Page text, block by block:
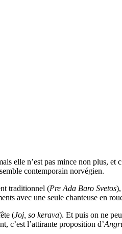
elle n’est pas mince non plus, et
contemporain norvégien.
traditionnel (Pre Ada Baro Svetos
avec une seule chanteuse en
(Joj, so kerava). Et puis on ne
c’est l’attirante proposition d’